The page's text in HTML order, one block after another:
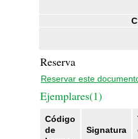
Reserva
Reservar este
Ejemplares(1)
Código
de
Signatura